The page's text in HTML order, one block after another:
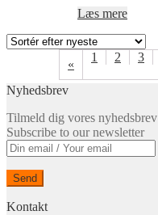
Læs mere
«
1 2 3
Nyhedsbrev
Tilmeld dig vores nyhedsbrev
Subscribe to our newsletter
Kontakt